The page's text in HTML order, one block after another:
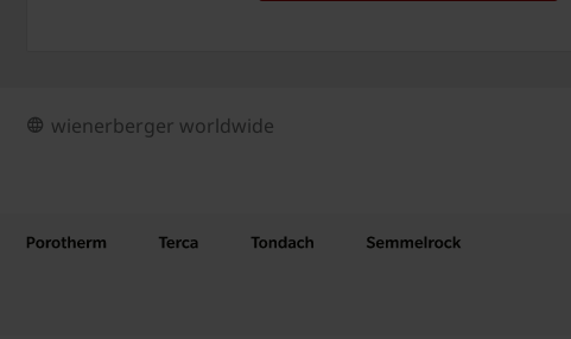
wienerberger worldwide